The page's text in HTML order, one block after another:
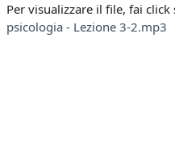
Per visualizzare il file, fai
psicologia - Lezione 3-2.mp3